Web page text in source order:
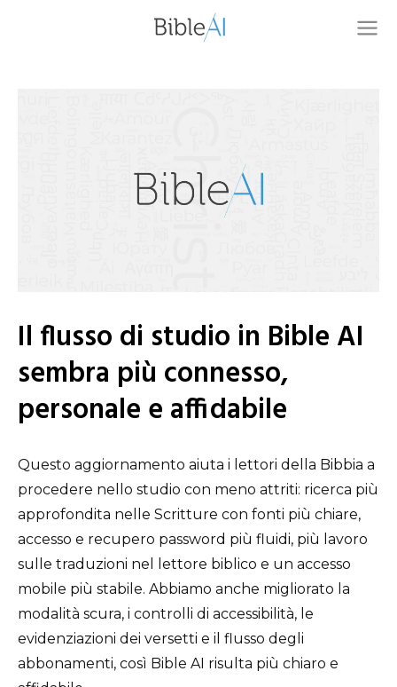
Il flusso di studio in Bible AI
sembra più connesso,
personale e affidabile
Questo aggiornamento aiuta i lettori della Bibbia a
procedere nello studio con meno attriti: ricerca più
approfondita nelle Scritture con fonti più chiare,
accesso e recupero password più fluidi, più lavoro
sulle traduzioni nel lettore biblico e un accesso
mobile più stabile. Abbiamo anche migliorato la
modalità scura, i controlli di accessibilità, le
evidenziazioni dei versetti e il flusso degli
abbonamenti, così Bible AI risulta più chiaro e